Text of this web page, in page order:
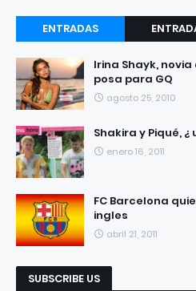
ENTRADAS
RECIENTES
Irina Shayk,
posa para GQ
agosto 25, 2010
Shakira y Piqué,
enero 16, 2011
FC Barcelona
ingles
abril 21, 2011
SUBSCRIBE US